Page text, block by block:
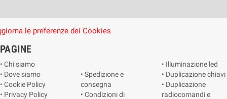
le preferenze dei Cookies
PAGINE
• Chi siamo
• Dove siamo
• Cookie Policy
• Privacy Policy
• Spedizione e
consegna
• Condizioni di
• Illuminazione led
• Duplicazione chiavi
• Duplicazione
radiocomandi e